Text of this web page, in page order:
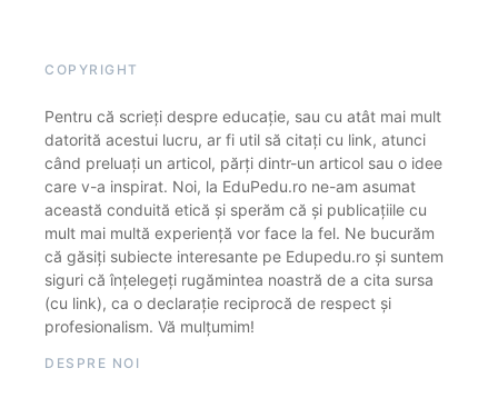
COPYRIGHT
Pentru că scrieți despre educație, sau cu atât mai mult
datorită acestui lucru, ar fi util să citați cu link, atunci
când preluați un articol, părți dintr-un articol sau o idee
care v-a inspirat. Noi, la EduPedu.ro ne-am asumat
această conduită etică și sperăm că și publicațiile cu
mult mai multă experiență vor face la fel. Ne bucurăm
că găsiți subiecte interesante pe Edupedu.ro și suntem
siguri că înțelegeți rugămintea noastră de a cita sursa
(cu link), ca o declarație reciprocă de respect și
profesionalism. Vă mulțumim!
DESPRE NOI